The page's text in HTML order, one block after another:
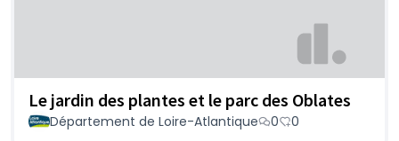
Le jardin des plantes et le parc des Oblates
Département de Loire-Atlantique 0 0